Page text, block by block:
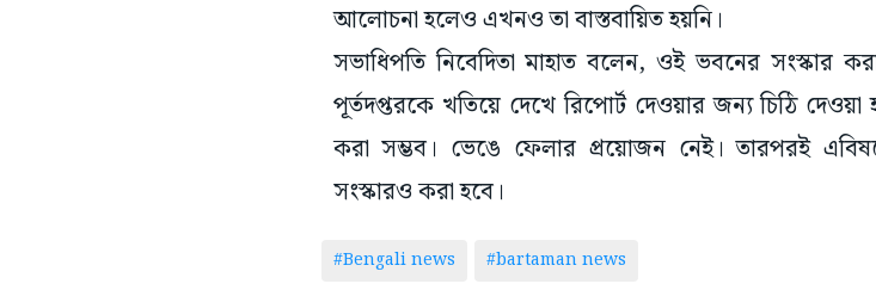
আলোচনা হলেও এখনও তা বাস্তবায়িত হয়নি।
সভাধিপতি নিবেদিতা মাহাত বলেন, ওই ভবনের সংস্কার
পূর্তদপ্তরকে খতিয়ে দেখে রিপোর্ট দেওয়ার জন্য চিঠি দেওয়া
করা সম্ভব। ভেঙে ফেলার প্রয়োজন নেই। তারপরই
সংস্কারও করা হবে।
#Bengali news #bartaman news